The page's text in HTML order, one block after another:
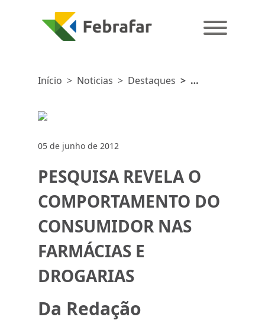
Início > Noticias > Destaques >
FARMÁCIAS
E
DROGARIAS
05 de junho de 2012
PESQUISA REVELA O
COMPORTAMENTO DO
CONSUMIDOR NAS
FARMÁCIAS E
DROGARIAS
Da Redação